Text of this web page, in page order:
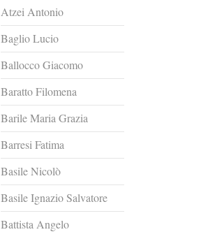
Atzei Antonio
Baglio Lucio
Ballocco Giacomo
Baratto Filomena
Barile Maria Grazia
Barresi Fatima
Basile Nicolò
Basile Ignazio Salvatore
Battista Angelo